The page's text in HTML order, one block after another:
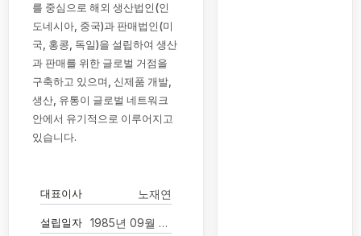
를 중심으로 해외 생산법인(인
도네시아, 중국)과 판매법인(미
국, 홍콩, 독일)을 설립하여 생산
과 판매를 위한 글로벌 거점을
구축하고 있으며, 신제품 개발,
생산, 유통이 글로벌 네트워크
안에서 유기적으로 이루어지고
있습니다.
대표이사 노재연
설립일자 1985년 09월 25일